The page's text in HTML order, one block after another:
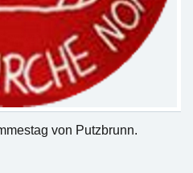
von Putzbrunn.